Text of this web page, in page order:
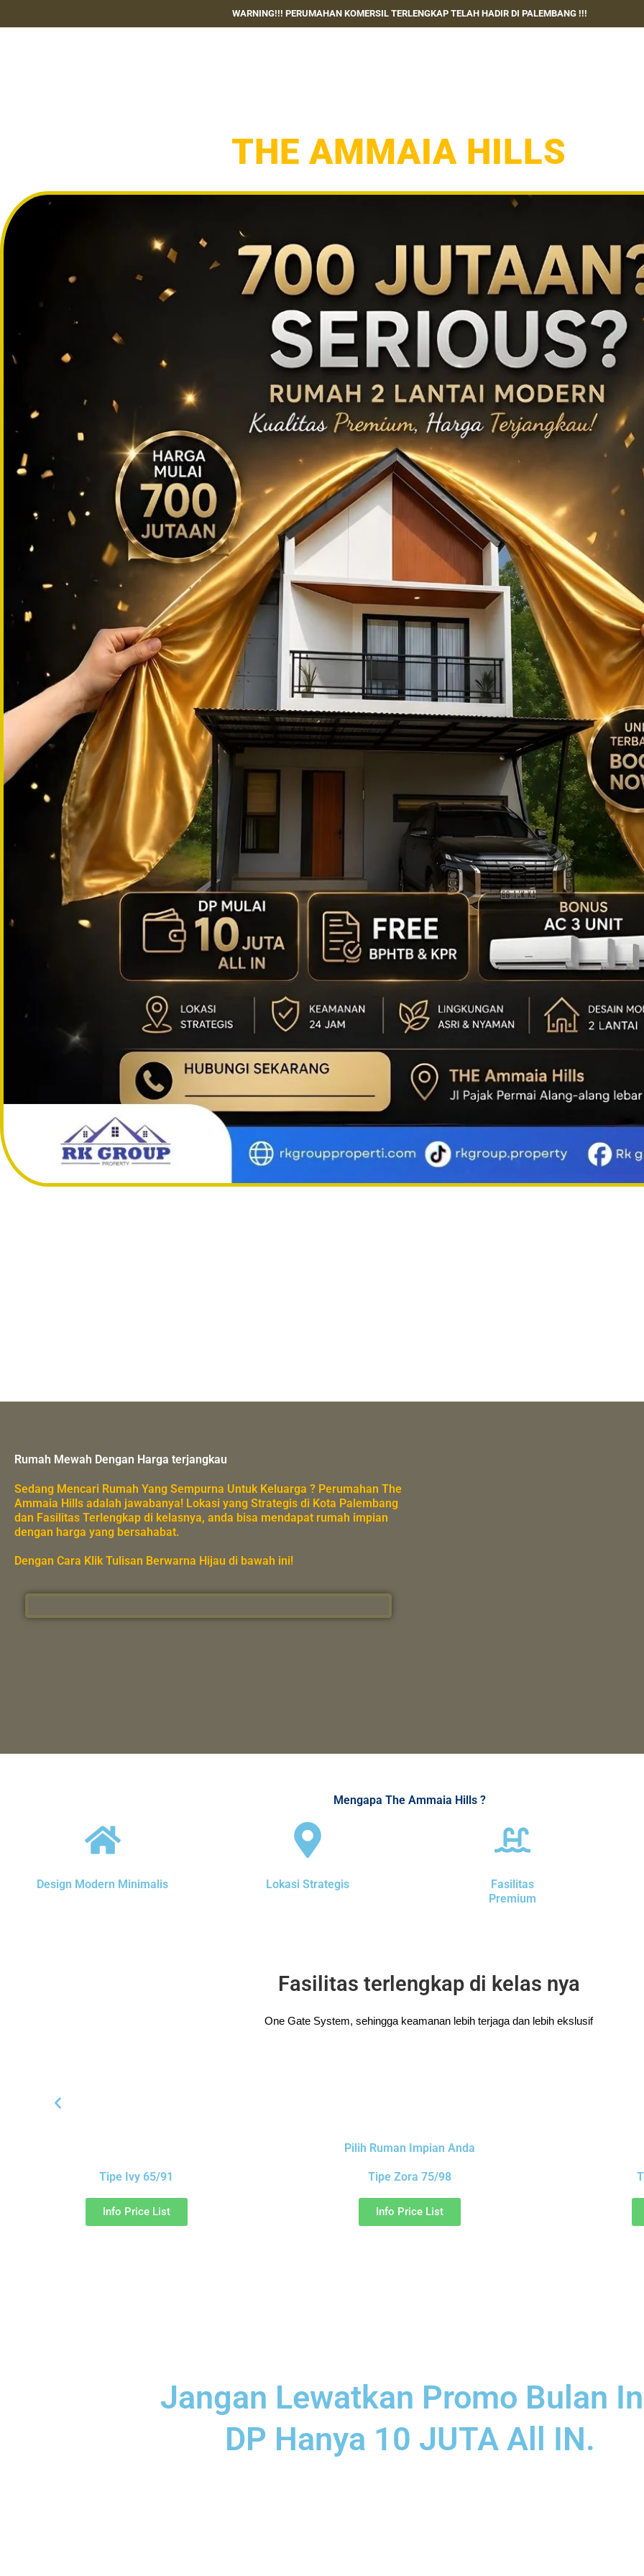
WARNING!!! PERUMAHAN KOMERSIL TERLENGKAP TELAH HADIR DI PALEMBANG !!!
THE AMMAIA HILLS
Rumah Mewah Dengan Harga terjangkau
Sedang Mencari Rumah Yang Sempurna Untuk Keluarga ? Perumahan The
Ammaia Hills adalah jawabanya! Lokasi yang Strategis di Kota Palembang
dan Fasilitas Terlengkap di kelasnya, anda bisa mendapat rumah impian
dengan harga yang bersahabat.
Dengan Cara Klik Tulisan Berwarna Hijau di bawah ini!
Mengapa The Ammaia Hills ?
Design Modern Minimalis Lokasi Strategis
Fasilitas
Premium
Fasilitas terlengkap di kelas nya
One Gate System, sehingga keamanan lebih terjaga dan lebih ekslusif
Pilih Ruman Impian Anda
Tipe Ivy 65/91
Info Price List
Tipe Zora 75/98
Info Price List
Jangan Lewatkan Promo Bulan
DP Hanya 10 JUTA All IN.